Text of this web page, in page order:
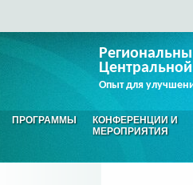
Опыт для
ПРОГРАММЫ
КОНФЕРЕНЦИИ И
МЕРОПРИЯТИЯ